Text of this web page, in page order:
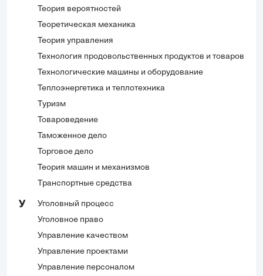
Теория вероятностей
Теоретическая механика
Теория управления
Технология продовольственных продуктов и товаров
Технологические машины и оборудование
Теплоэнергетика и теплотехника
Туризм
Товароведение
Таможенное дело
Торговое дело
Теория машин и механизмов
Транспортные средства
У
Уголовный процесс
Уголовное право
Управление качеством
Управление проектами
Управление персоналом